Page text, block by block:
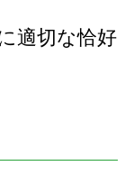
適切な恰好